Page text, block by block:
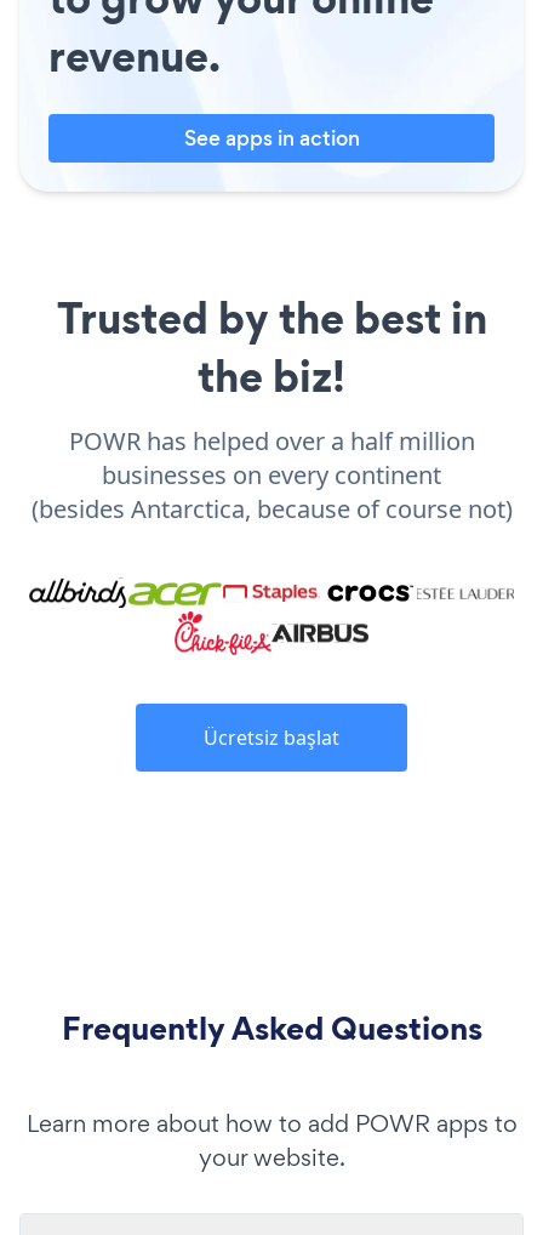
revenue.
See apps in action
Trusted by the best in
the biz!
POWR has helped over a half million
businesses on every continent
(besides Antarctica, because of course not)
Ücretsiz başlat
Frequently Asked Questions
Learn more about how to add POWR apps to
your website.